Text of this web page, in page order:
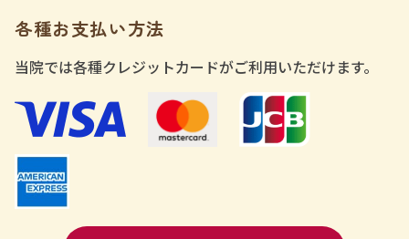
各種お支払い方法
当院では各種クレジットカードがご利用いただけます。